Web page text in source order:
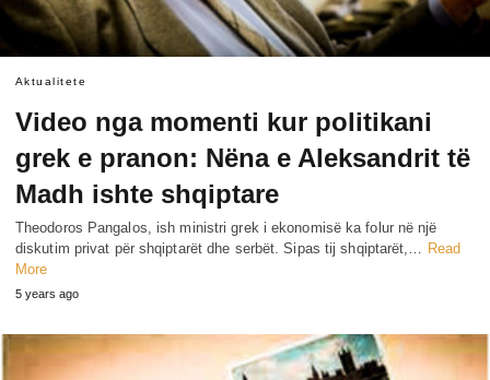
Aktualitete
Video nga momenti kur politikani
grek e pranon: Nëna e Aleksandrit të
Madh ishte shqiptare
Theodoros Pangalos, ish ministri grek i ekonomisë ka folur në një
diskutim privat për shqiptarët dhe serbët. Sipas tij shqiptarët,… Read
More
5 years ago